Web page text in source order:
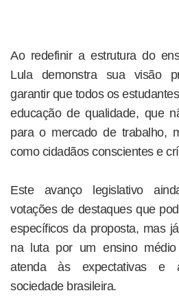
Ao redefinir a estrutura do
Lula demonstra sua visão
garantir que todos os
educação de qualidade, que
para o mercado de trabalho,
como cidadãos conscientes e
Este avanço legislativo
votações de destaques que
específicos da proposta, mas
na luta por um ensino médio
atenda às expectativas e
sociedade brasileira.